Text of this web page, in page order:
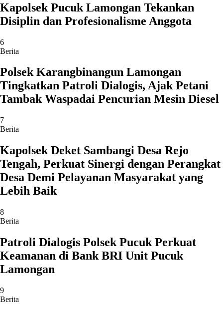
Kapolsek Pucuk Lamongan Tekankan
Disiplin dan Profesionalisme Anggota
6
Berita
Polsek Karangbinangun Lamongan
Tingkatkan Patroli Dialogis, Ajak Petani
Tambak Waspadai Pencurian Mesin Diesel
7
Berita
Kapolsek Deket Sambangi Desa Rejo
Tengah, Perkuat Sinergi dengan Perangkat
Desa Demi Pelayanan Masyarakat yang
Lebih Baik
8
Berita
Patroli Dialogis Polsek Pucuk Perkuat
Keamanan di Bank BRI Unit Pucuk
Lamongan
9
Berita